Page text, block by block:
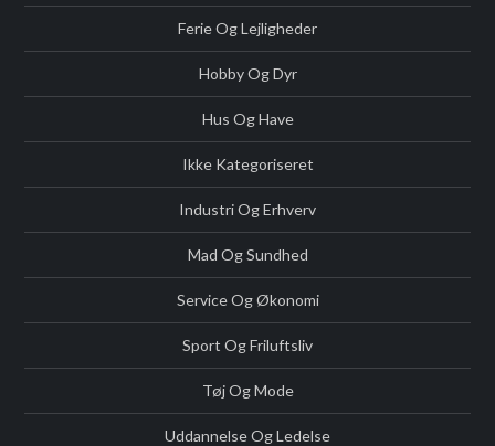
Ferie Og Lejligheder
Hobby Og Dyr
Hus Og Have
Ikke Kategoriseret
Industri Og Erhverv
Mad Og Sundhed
Service Og Økonomi
Sport Og Friluftsliv
Tøj Og Mode
Uddannelse Og Ledelse